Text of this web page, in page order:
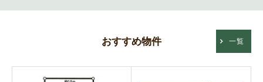
おすすめ物件 一覧